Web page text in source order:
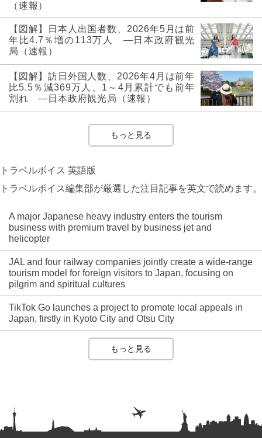
（速報）
【図解】日本人出国者数、2026年5月は前
年比4.7％増の113万人 ―日本政府観光
局（速報）
【図解】訪日外国人数、2026年4月は前年
比5.5％減369万人、1～4月累計でも前年
割れ ―日本政府観光局（速報）
もっと見る
トラベルボイス 英語版
トラベルボイス編集部が厳選した注目記事を英文で読めます。
A major Japanese heavy industry enters the tourism
business with premium travel by business jet and
helicopter
JAL and four railway companies jointly create a wide-range
tourism model for foreign visitors to Japan, focusing on
pilgrim and spiritual cultures
TikTok Go launches a project to promote local appeals in
Japan, firstly in Kyoto City and Otsu City
もっと見る